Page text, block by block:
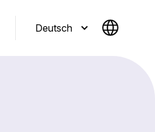
Deutsch